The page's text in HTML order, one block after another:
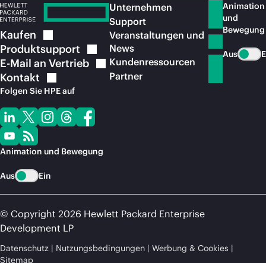
Kaufen
Produktsupport
E-Mail an Vertrieb
Kontakt
Folgen Sie HPE auf
Animation und Bewegung
Aus Ein
Unternehmen
Support
Veranstaltungen und
News
Kundenressourcen
Partner
Animation
und
Bewegung
Aus
© Copyright 2026 Hewlett Packard Enterprise
Development LP
Datenschutz Nutzungsbedingungen
Werbung & Cookies
Sitemap